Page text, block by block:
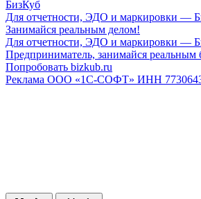
БизКуб
Для отчетности, ЭДО и маркировки —
Занимайся реальным делом!
Для отчетности, ЭДО и маркировки —
Предприниматель, занимайся реальным
Попробовать bizkub.ru
Реклама ООО «1С-СОФТ» ИНН